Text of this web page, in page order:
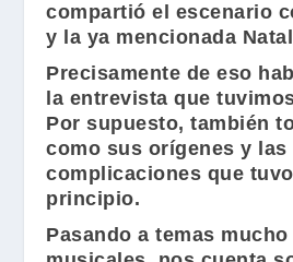
compartió el escenario
y la ya mencionada
Precisamente de eso
la entrevista que
Por supuesto, también
como sus orígenes y las
complicaciones que
principio.
Pasando a temas mucho